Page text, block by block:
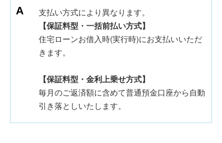
支払い方式により異なります。
【保証料型・一括前払い方式】
住宅ローンお借入時(実行時)にお支払いいただ
きます。
【保証料型・金利上乗せ方式】
毎月のご返済額に含めて普通預金口座から自動
引き落としいたします。